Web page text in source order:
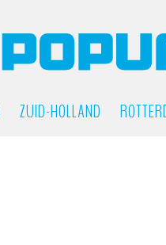
ZUID-HOLLAND